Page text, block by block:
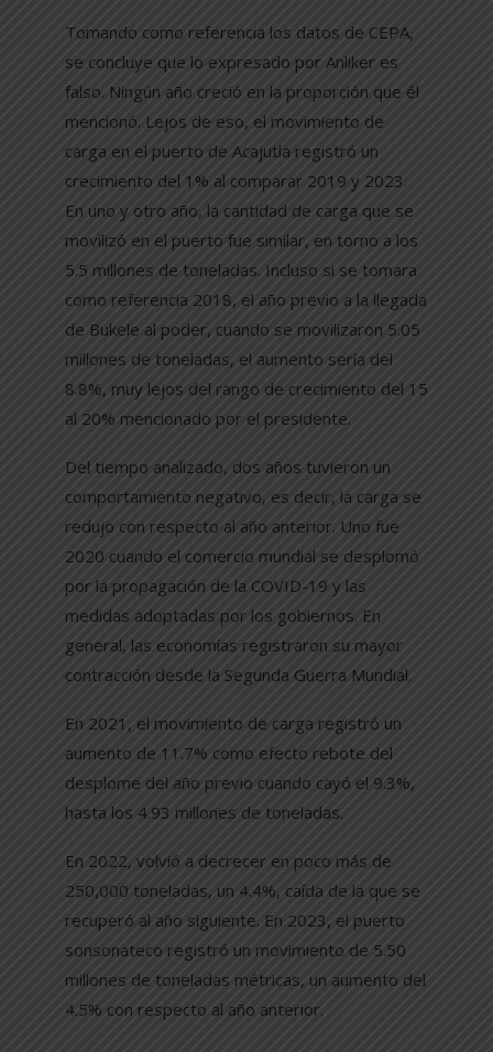
Tomando como referencia los datos de CEPA,
se concluye que lo expresado por Anliker es
falso. Ningún año creció en la proporción que él
mencionó. Lejos de eso, el movimiento de
carga en el puerto de Acajutla registró un
crecimiento del 1% al comparar 2019 y 2023.
En uno y otro año, la cantidad de carga que se
movilizó en el puerto fue similar, en torno a los
5.5 millones de toneladas. Incluso si se tomara
como referencia 2018, el año previo a la llegada
de Bukele al poder, cuando se movilizaron 5.05
millones de toneladas, el aumento sería del
8.8%, muy lejos del rango de crecimiento del 15
al 20% mencionado por el presidente.
Del tiempo analizado, dos años tuvieron un
comportamiento negativo, es decir, la carga se
redujo con respecto al año anterior. Uno fue
2020 cuando el comercio mundial se desplomó
por la propagación de la COVID-19 y las
medidas adoptadas por los gobiernos. En
general, las economías registraron su mayor
contracción desde la Segunda Guerra Mundial.
En 2021, el movimiento de carga registró un
aumento de 11.7% como efecto rebote del
desplome del año previo cuando cayó el 9.3%,
hasta los 4.93 millones de toneladas.
En 2022, volvió a decrecer en poco más de
250,000 toneladas, un 4.4%, caída de la que se
recuperó al año siguiente. En 2023, el puerto
sonsonateco registró un movimiento de 5.50
millones de toneladas métricas, un aumento del
4.5% con respecto al año anterior.